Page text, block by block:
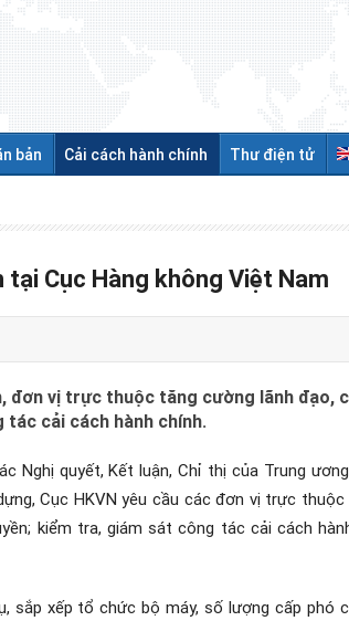
bản Cải cách hành chính Thư điện tử
Cục Hàng không Việt Nam
đơn vị trực thuộc tăng cường lãnh
cải cách hành chính.
Nghị quyết, Kết luận, Chỉ thị của Trung
Cục HKVN yêu cầu các đơn vị trực
kiểm tra, giám sát công tác cải cách
xếp tổ chức bộ máy, số lượng cấp phó